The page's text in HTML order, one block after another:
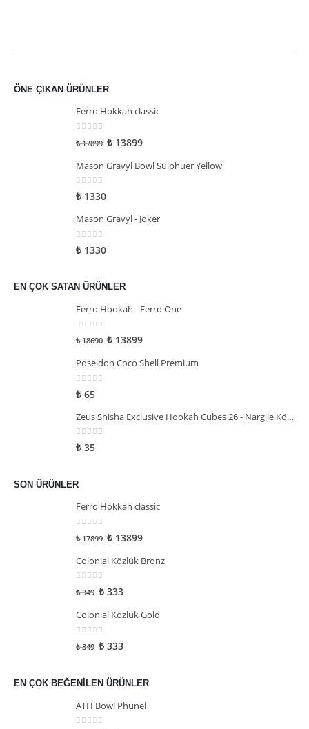
ÖNE ÇIKAN ÜRÜNLER
Ferro Hokkah classic
5 üzerinden
₺17899 ₺ 13899
Mason Gravyl Bowl Sulphuer Yellow
0 5 üzerinden
₺ 1330
Mason Gravyl - Joker
0
₺ 1330
EN ÇOK SATAN ÜRÜNLER
Ferro Hookah - Ferro One
5 üzerinden
₺18690 ₺ 13899
Poseidon Coco Shell Premium
0
₺ 65
Zeus Shisha Exclusive Hookah Cubes 26 - Nargile Kömürü
0 5 üzerinden
₺ 35
SON ÜRÜNLER
Ferro Hokkah classic
5 üzerinden
₺17899 ₺ 13899
Colonial Közlük Bronz
5 üzerinden
₺349 ₺ 333
Colonial Közlük Gold
5 üzerinden
₺349 ₺ 333
EN ÇOK BEĞENILEN ÜRÜNLER
ATH Bowl Phunel